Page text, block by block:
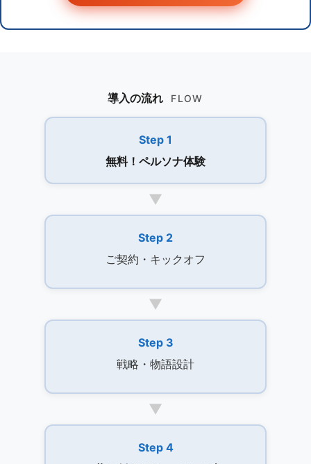
導入の流れ FLOW
Step 1
無料！ペルソナ体験
▼
Step 2
ご契約・キックオフ
▼
Step 3
戦略・物語設計
▼
Step 4